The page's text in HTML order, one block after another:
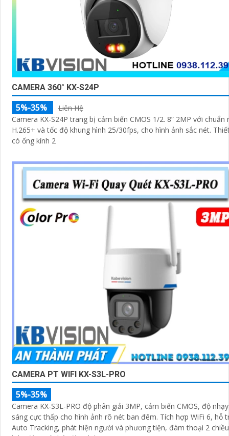
CAMERA 360° KX-S24P
5%-35%
Liên Hệ
Camera KX-S24P trang bị cảm biến CMOS 1/2. 8” 2MP với chuẩn
H.265+ và tốc độ khung hình 25/30fps, cho hình ảnh sắc nét. Thiết bị
có ống kính 2
CAMERA PT WIFI KX-S3L-PRO
5%-35%
Camera KX-S3L-PRO độ phân giải 3MP, cảm biến CMOS, độ nhạy
sáng cực thấp cho hình ảnh rõ nét ban đêm. Tích hợp WiFi 6, hỗ trợ
Auto Tracking, phát hiện người và phương tiện, đàm thoại 2